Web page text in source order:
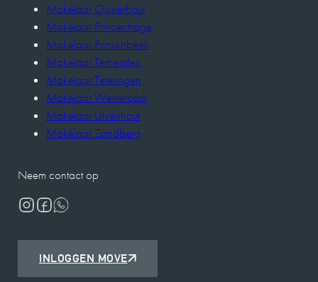
Makelaar Oosterhout
Makelaar Princenhage
Makelaar Prinsenbeek
Makelaar Terheijden
Makelaar Teteringen
Makelaar Westerpark
Makelaar Ulvenhout
Makelaar Zandberg
Neem contact op
INLOGGEN MOVE